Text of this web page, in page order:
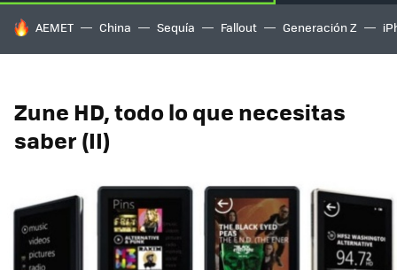
HOY SE HABLA DE
AEMET China Sequía Fallout Generación Z
Zune HD, todo lo que necesitas
saber (II)